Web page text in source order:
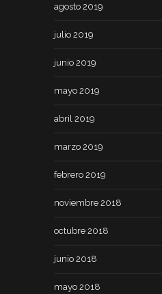
agosto 2019
julio 2019
junio 2019
mayo 2019
abril 2019
marzo 2019
febrero 2019
noviembre 2018
octubre 2018
junio 2018
mayo 2018